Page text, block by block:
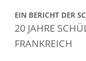
EIN BERICHT DER
20 JAHRE
FRANKREICH